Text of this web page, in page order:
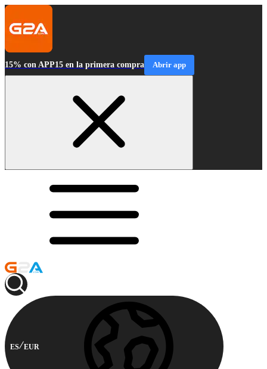
15% con APP15 en la primera compra Abrir app
ES EUR